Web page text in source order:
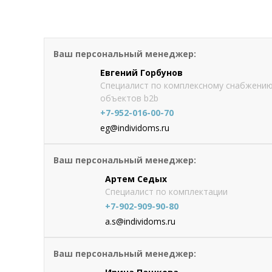
Stynergy СТАНДАРТ 125/90
от 792руб./шт
834 руб.
Ваш персональный менеджер:
Евгений Горбунов
Специалист по комплексному снабжению
объектов b2b
+7-952-016-00-70
eg@individoms.ru
Ваш персональный менеджер:
Артем Седых
Специалист по комплектации
+7-902-909-90-80
a.s@individoms.ru
Ваш персональный менеджер: